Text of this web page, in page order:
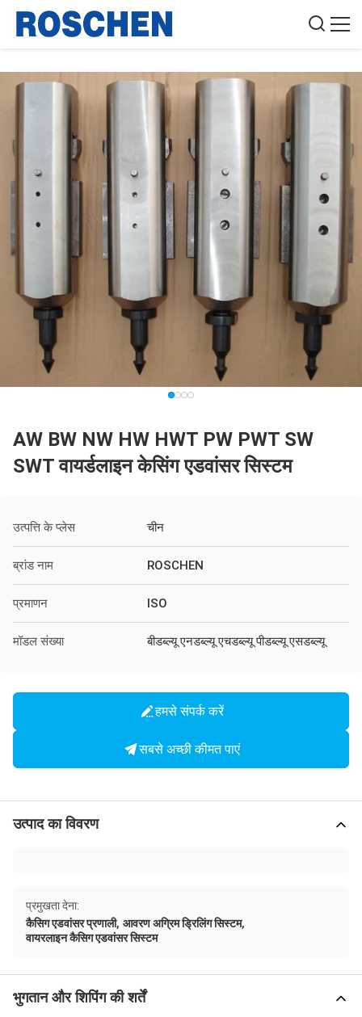
AW BW NW HW HWT PW PWT SW
SWT वायर्डलाइन केसिंग एडवांसर सिस्टम
उत्पत्ति के प्लेस चीन
ब्रांड नाम ROSCHEN
प्रमाणन ISO
मॉडल संख्या बीडब्ल्यू एनडब्ल्यू एचडब्ल्यू पीडब्ल्यू एसडब्ल्यू
हमसे संपर्क करें
सबसे अच्छी कीमत पाएं
उत्पाद का विवरण
प्रमुखता देना:
कैसिग एडवांसर प्रणाली, आवरण अग्रिम ड्रिलिंग सिस्टम,
वायरलाइन कैसिग एडवांसर सिस्टम
भुगतान और शिपिंग की शर्तें